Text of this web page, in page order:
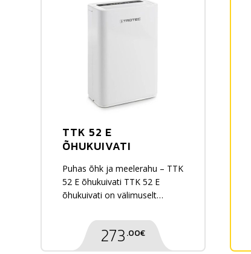
TTK 52 E
ÕHUKUIVATI
Puhas õhk ja meelerahu – TTK
52 E õhukuivati TTK 52 E
õhukuivati on välimuselt
selle tehnilised omadused ja…
273.00€